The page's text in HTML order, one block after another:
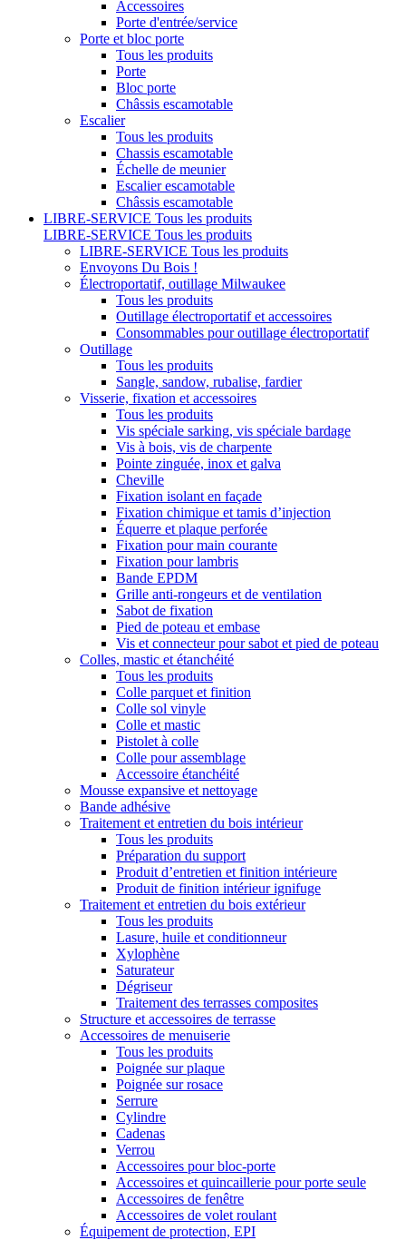
Accessoires
Porte d'entrée/service
Porte et bloc porte
Tous les produits
Porte
Bloc porte
Châssis escamotable
Escalier
Tous les produits
Chassis escamotable
Échelle de meunier
Escalier escamotable
Châssis escamotable
LIBRE-SERVICE Tous les produits
LIBRE-SERVICE Tous les produits
LIBRE-SERVICE Tous les produits
Envoyons Du Bois !
Électroportatif, outillage Milwaukee
Tous les produits
Outillage électroportatif et accessoires
Consommables pour outillage électroportatif
Outillage
Tous les produits
Sangle, sandow, rubalise, fardier
Visserie, fixation et accessoires
Tous les produits
Vis spéciale sarking, vis spéciale bardage
Vis à bois, vis de charpente
Pointe zinguée, inox et galva
Cheville
Fixation isolant en façade
Fixation chimique et tamis d’injection
Équerre et plaque perforée
Fixation pour main courante
Fixation pour lambris
Bande EPDM
Grille anti-rongeurs et de ventilation
Sabot de fixation
Pied de poteau et embase
Vis et connecteur pour sabot et pied de poteau
Colles, mastic et étanchéité
Tous les produits
Colle parquet et finition
Colle sol vinyle
Colle et mastic
Pistolet à colle
Colle pour assemblage
Accessoire étanchéité
Mousse expansive et nettoyage
Bande adhésive
Traitement et entretien du bois intérieur
Tous les produits
Préparation du support
Produit d’entretien et finition intérieure
Produit de finition intérieur ignifuge
Traitement et entretien du bois extérieur
Tous les produits
Lasure, huile et conditionneur
Xylophène
Saturateur
Dégriseur
Traitement des terrasses composites
Structure et accessoires de terrasse
Accessoires de menuiserie
Tous les produits
Poignée sur plaque
Poignée sur rosace
Serrure
Cylindre
Cadenas
Verrou
Accessoires pour bloc-porte
Accessoires et quincaillerie pour porte seule
Accessoires de fenêtre
Accessoires de volet roulant
Équipement de protection, EPI